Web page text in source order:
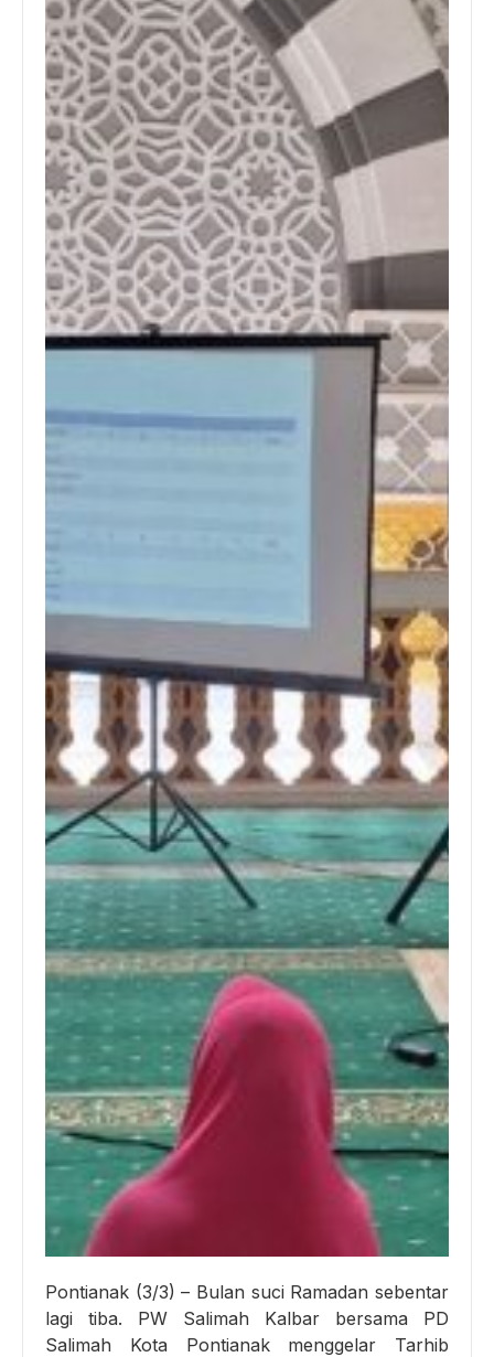
Pontianak (3/3) – Bulan suci Ramadan sebentar
lagi tiba. PW Salimah Kalbar bersama PD
Salimah Kota Pontianak menggelar Tarhib